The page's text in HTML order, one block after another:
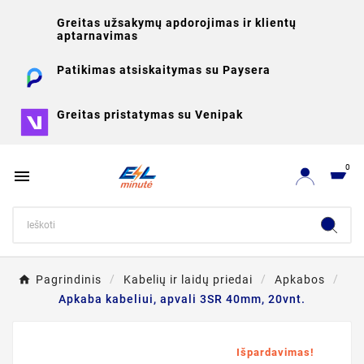
Greitas užsakymų apdorojimas ir klientų
aptarnavimas
Patikimas atsiskaitymas su Paysera
Greitas pristatymas su Venipak
 0
Pagrindinis Kabelių ir laidų priedai
Apkabos
Apkaba kabeliui, apvali 3SR 40mm, 20vnt.
Išpardavimas!